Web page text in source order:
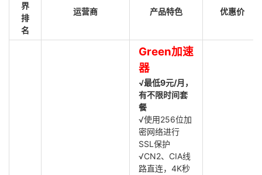
界
排
名
运营商 产品特色 优惠价
Green加速
器
√最低9元/月，
有不限时间套
餐
√使用256位加
密网络进行
SSL保护
√CN2、CIA线
路直连，4K秒